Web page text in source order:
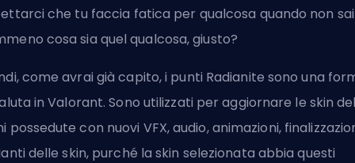
che tu faccia fatica per qualcosa quando non sai
cosa sia quel qualcosa, giusto?
come avrai già capito, i punti Radianite sono una
in Valorant. Sono utilizzati per aggiornare le skin
possedute con nuovi VFX, audio, animazioni,
delle skin, purché la skin selezionata abbia questi